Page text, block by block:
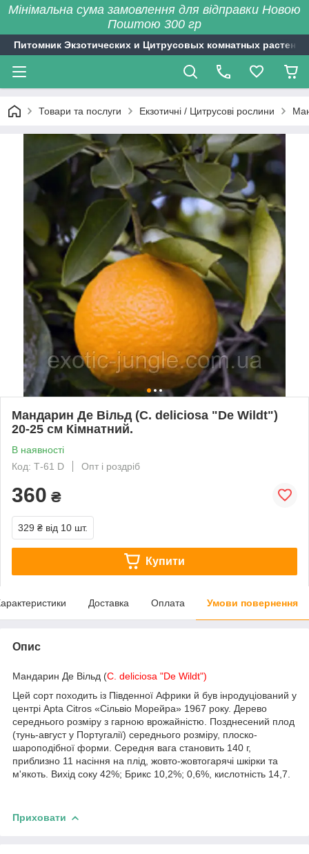
Мінімальна сума замовлення для відправки Новою
Поштою 300 гр
Питомник Экзотических и Цитрусовых комнатных растений
Товари та послуги Екзотичні / Цитрусові рослини
Мандарин Де Вільд (C. deliciosa "De Wildt")
20-25 см Кімнатний.
В наявності
Код: Т-61 D
Опт і роздріб
360 ₴
329 ₴ від 10 шт.
Купити
Доставка Оплата Умови повернення
Опис
Мандарин Де Вільд (C. deliciosa "De Wildt")
Цей сорт походить із Південної Африки й був інродуціований у
центрі Apta Citros «Сільвіо Морейра» 1967 року. Дерево
середнього розміру з гарною врожайністю. Позднесений плод
(тунь-август у Португалії) середнього розміру, плоско-
шароподібної форми. Середня вага становить 140 г,
приблизно 11 насіння на плід, жовто-жовтогарячі шкірки та
м'якоть. Вихід соку 42%; Брикс 10,2%; 0,6%, кислотність 14,7.
Приховати